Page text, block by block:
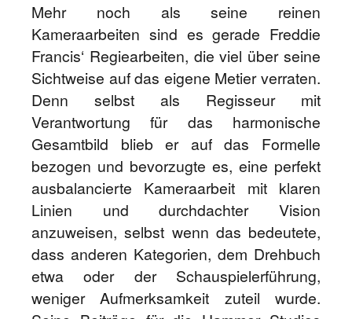
Mehr noch als seine reinen
Kameraarbeiten sind es gerade Freddie
Francis‘ Regiearbeiten, die viel über seine
Sichtweise auf das eigene Metier verraten.
Denn selbst als Regisseur mit
Verantwortung für das harmonische
Gesamtbild blieb er auf das Formelle
bezogen und bevorzugte es, eine perfekt
ausbalancierte Kameraarbeit mit klaren
Linien und durchdachter Vision
anzuweisen, selbst wenn das bedeutete,
dass anderen Kategorien, dem Drehbuch
etwa oder der Schauspielerführung,
weniger Aufmerksamkeit zuteil wurde.